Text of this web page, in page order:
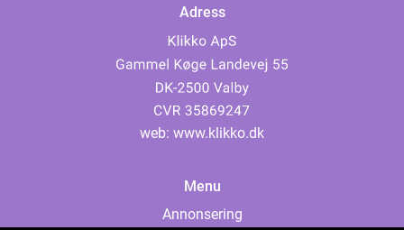
Adress
web: www.klikko.dk
Menu
Annonsering